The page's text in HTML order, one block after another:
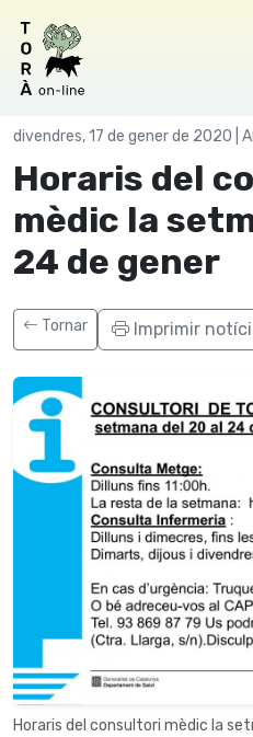
divendres, 17 de gener de 2020 |
Horaris del
mèdic la
24 de gener
Tornar Imprimir
Horaris del consultori mèdic la